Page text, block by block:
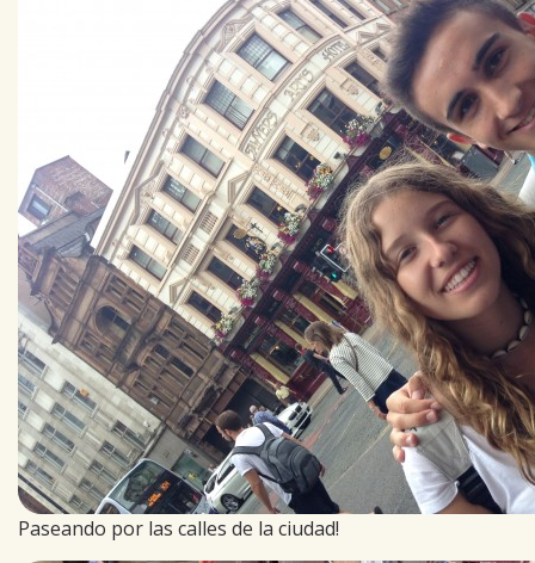
Paseando por las calles de la ciudad!